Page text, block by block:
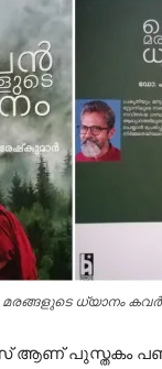
ധ്യാനം കവർ
ആണ് പുസ്തകം